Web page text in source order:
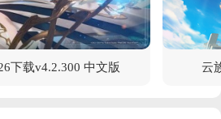
下载v4.2.300 中文版 云